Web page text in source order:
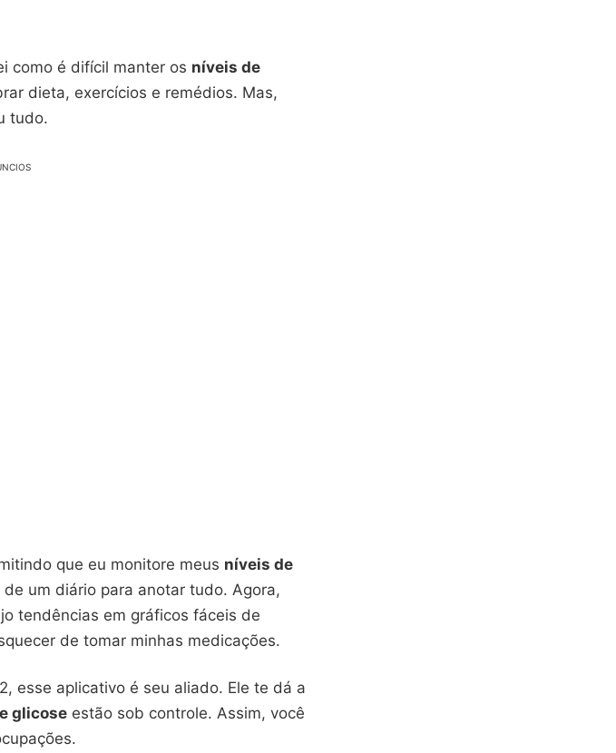
como é difícil manter os níveis de
dieta, exercícios e remédios. Mas,
tudo.
que eu monitore meus níveis de
um diário para anotar tudo. Agora,
tendências em gráficos fáceis de
de tomar minhas medicações.
esse aplicativo é seu aliado. Ele te dá a
glicose estão sob controle. Assim, você